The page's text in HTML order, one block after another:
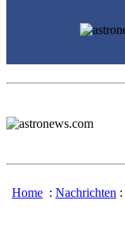
Home : Nachrichten :